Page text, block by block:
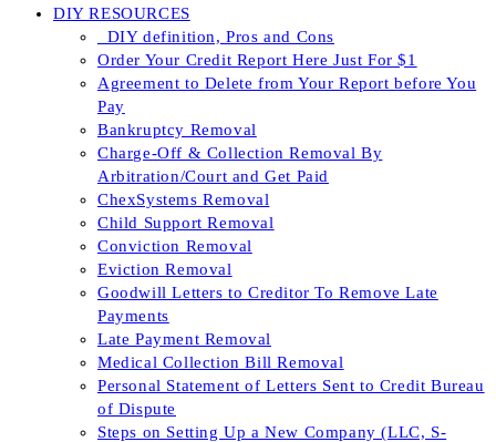
DIY RESOURCES
_DIY definition, Pros and Cons
Order Your Credit Report Here Just For $1
Agreement to Delete from Your Report before You
Pay
Bankruptcy Removal
Charge-Off & Collection Removal By
Arbitration/Court and Get Paid
ChexSystems Removal
Child Support Removal
Conviction Removal
Eviction Removal
Goodwill Letters to Creditor To Remove Late
Payments
Late Payment Removal
Medical Collection Bill Removal
Personal Statement of Letters Sent to Credit Bureau
of Dispute
Steps on Setting Up a New Company (LLC, S-